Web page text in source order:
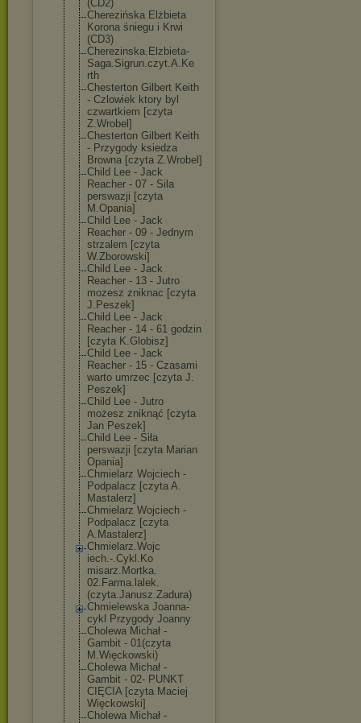
(CD2)
Cherezińska Elżbieta
Korona śniegu i Krwi
(CD3)
Cherezinska.El zbieta-
Saga.Sigrun.czyt.A.Ke
rth
Chesterton Gilbert Keith
- Czlowiek ktory byl
czwartkiem [czyta
Z.Wrobel]
Chesterton Gilbert Keith
- Przygody ksiedza
Browna [czyta Z.Wrobel]
Child Lee - Jack
Reacher - 07 - Sila
perswazji [czyta
M.Opania]
Child Lee - Jack
Reacher - 09 - Jednym
strzalem [czyta
W.Zborowski]
Child Lee - Jack
Reacher - 13 - Jutro
mozesz zniknac [czyta
J.Peszek]
Child Lee - Jack
Reacher - 14 - 61 godzin
[czyta K.Globisz]
Child Lee - Jack
Reacher - 15 - Czasami
warto umrzec [czyta J.
Peszek]
Child Lee - Jutro
możesz zniknąć [czyta
Jan Peszek]
Child Lee - Siła
perswazji [czyta Marian
Opania]
Chmielarz Wojciech -
Podpalacz [czyta A.
Mastalerz]
Chmielarz Wojciech -
Podpalacz [czyta
A.Mastalerz]
Chmielarz.Wojc
iech.-.Cykl.Ko
misarz.Mortka.
02.Farma.lalek.
(czyta.Janusz.Zadura)
Chmielewska Joanna-
cykl Przygody Joanny
Cholewa Michał -
Gambit - 01(czyta
M.Więckowski)
Cholewa Michał -
Gambit - 02- PUNKT
CIĘCIA [czyta Maciej
Więckowski]
Cholewa Michał -